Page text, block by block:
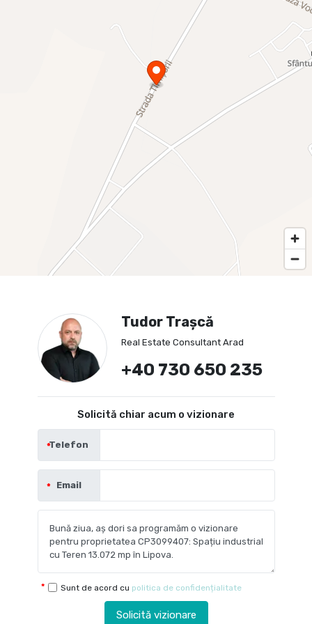
Tudor Trașcă
Real Estate Consultant Arad
+40 730 650 235
Solicită chiar acum o vizionare
Telefon
Email
Sunt de acord cu politica de confidențialitate
Solicită vizionare